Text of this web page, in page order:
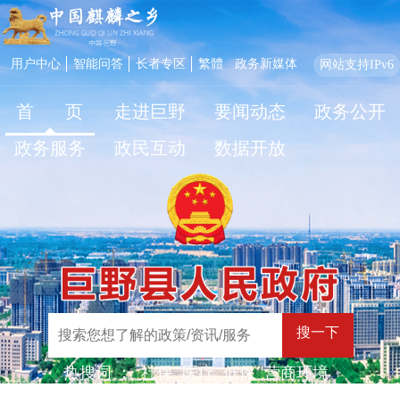
用户中心 智能问答 长者专区 繁體 政务新媒体 网站支持IPv6
首 页 走进巨野 要闻动态
政务公开
政务服务
政民互动 数据开放
搜一下
热搜词 ： 社保 医疗 低保 营商环境